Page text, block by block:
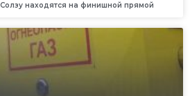
находятся на финишной прямой